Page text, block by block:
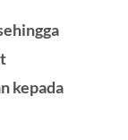
kepada